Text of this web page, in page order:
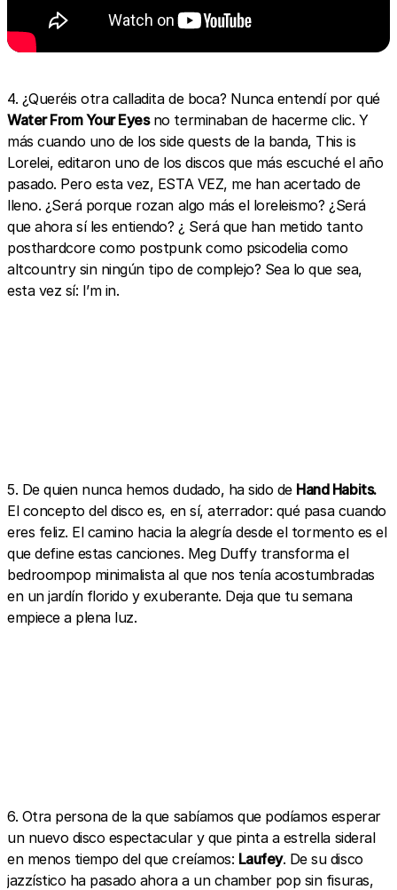
4. ¿Queréis otra calladita de boca? Nunca entendí por qué
Water From Your Eyesno terminaban de hacerme clic. Y
más cuando uno de los side quests de la banda, This is
Lorelei, editaron uno de los discos que más escuché el año
pasado. Pero esta vez, ESTA VEZ, me han acertado de
lleno. ¿Será porque rozan algo más el loreleismo? ¿Será
que ahora sí les entiendo? ¿ Será que han metido tanto
posthardcore como postpunk como psicodelia como
altcountry sin ningún tipo de complejo? Sea lo que sea,
esta vez sí: I’m in.
5. De quien nunca hemos dudado, ha sido de Hand Habits.
El concepto del disco es, en sí, aterrador: qué pasa cuando
eres feliz. El camino hacia la alegría desde el tormento es el
que define estas canciones. Meg Duffy transforma el
bedroompop minimalista al que nos tenía acostumbradas
en un jardín florido y exuberante. Deja que tu semana
empiece a plena luz.
6. Otra persona de la que sabíamos que podíamos esperar
un nuevo disco espectacular y que pinta a estrella sideral
en menos tiempo del que creíamos: Laufey. De su disco
jazzístico ha pasado ahora a un chamber pop sin fisuras,